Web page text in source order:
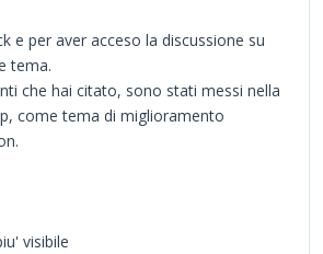
e per aver acceso la discussione su
tema.
che hai citato, sono stati messi nella
come tema di miglioramento
visibile